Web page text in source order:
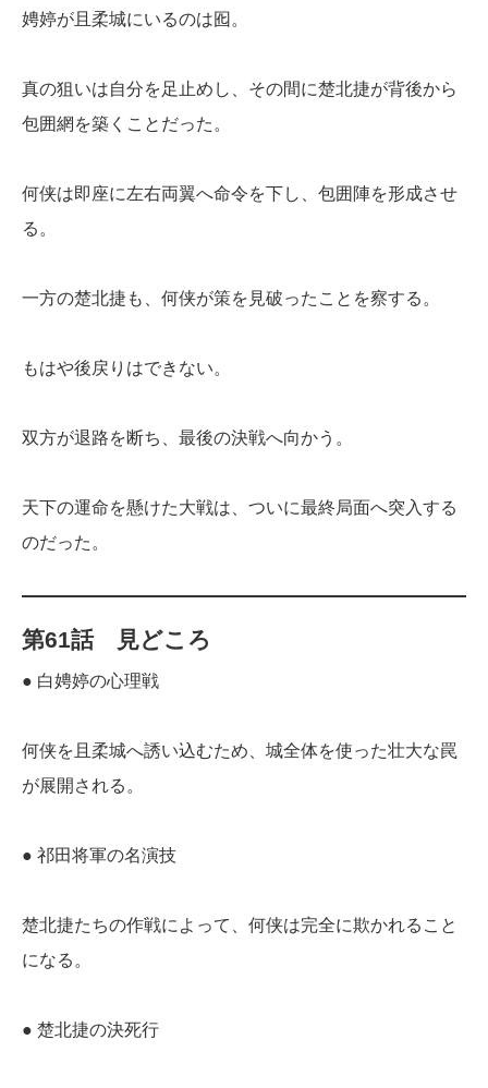
娉婷が且柔城にいるのは囮。
真の狙いは自分を足止めし、その間に楚北捷が背後から
包囲網を築くことだった。
何侠は即座に左右両翼へ命令を下し、包囲陣を形成させ
る。
一方の楚北捷も、何侠が策を見破ったことを察する。
もはや後戻りはできない。
双方が退路を断ち、最後の決戦へ向かう。
天下の運命を懸けた大戦は、ついに最終局面へ突入する
のだった。
第61話 見どころ
● 白娉婷の心理戦
何侠を且柔城へ誘い込むため、城全体を使った壮大な罠
が展開される。
● 祁田将軍の名演技
楚北捷たちの作戦によって、何侠は完全に欺かれること
になる。
● 楚北捷の決死行